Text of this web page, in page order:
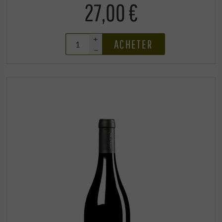
27,00 €
+
–
ACHETER